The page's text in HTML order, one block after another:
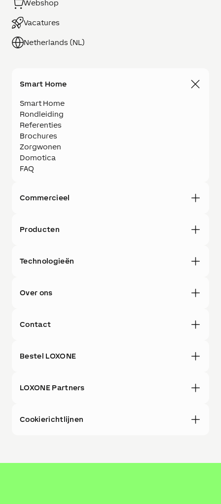
Webshop
Vacatures
Netherlands (NL)
Smart Home
Smart Home
Rondleiding
Referenties
Brochures
Zorgwonen
Domotica
FAQ
Commercieel
Producten
Technologieën
Over ons
Contact
Bestel LOXONE
LOXONE Partners
Cookierichtlijnen